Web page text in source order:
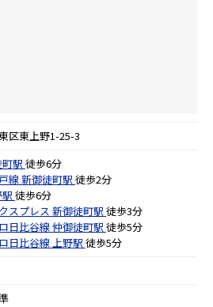
区東上野1-25-3
駅 徒歩6分
線新御徒町駅 徒歩2分
徒歩6分
スプレス 新御徒町駅 徒歩3分
日比谷線仲御徒町駅 徒歩5分
日比谷線上野駅 徒歩5分